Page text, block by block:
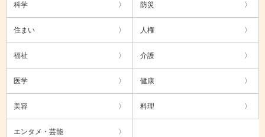
科学 防災
住まい 人権
福祉 介護
医学 健康
美容 料理
エンタメ・芸能